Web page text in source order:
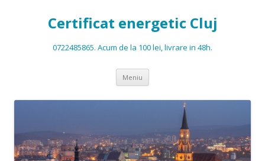
Certificat energetic Cluj
0722485865. Acum de la 100 lei, livrare in 48h.
Meniu